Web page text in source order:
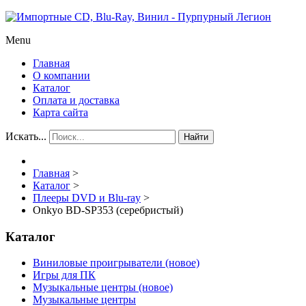
Menu
Главная
О компании
Каталог
Оплата и доставка
Карта сайта
Искать... Найти
Главная >
Каталог >
Плееры DVD и Blu-ray >
Onkyo BD-SP353 (серебристый)
Каталог
Виниловые проигрыватели (новое)
Игры для ПК
Музыкальные центры (новое)
Музыкальные центры